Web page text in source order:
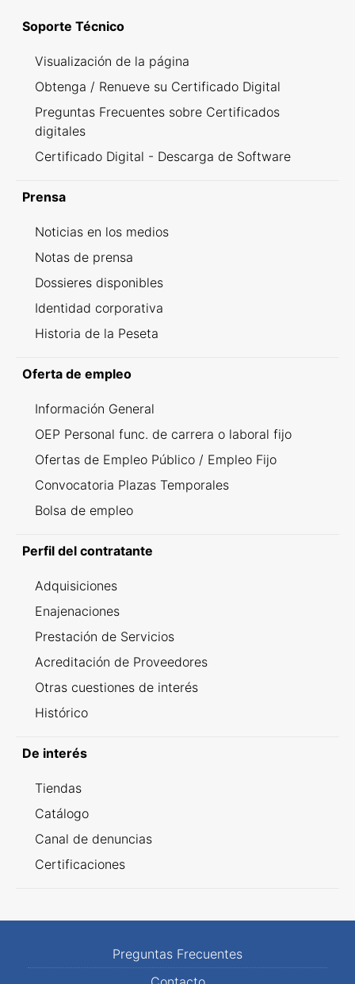
Soporte Técnico
Visualización de la página
Obtenga / Renueve su Certificado Digital
Preguntas Frecuentes sobre Certificados
digitales
Certificado Digital - Descarga de Software
Prensa
Noticias en los medios
Notas de prensa
Dossieres disponibles
Identidad corporativa
Historia de la Peseta
Oferta de empleo
Información General
OEP Personal func. de carrera o laboral fijo
Ofertas de Empleo Público / Empleo Fijo
Convocatoria Plazas Temporales
Bolsa de empleo
Perfil del contratante
Adquisiciones
Enajenaciones
Prestación de Servicios
Acreditación de Proveedores
Otras cuestiones de interés
Histórico
De interés
Tiendas
Catálogo
Canal de denuncias
Certificaciones
Preguntas Frecuentes